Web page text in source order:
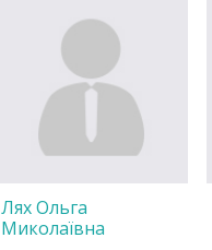
Лях Ольга
Миколаївна